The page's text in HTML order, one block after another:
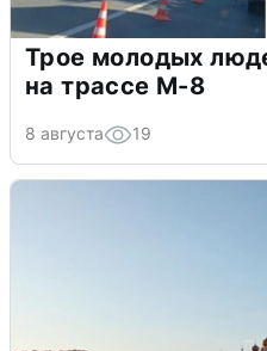
Трое молодых
на трассе М-8
8 августа 19